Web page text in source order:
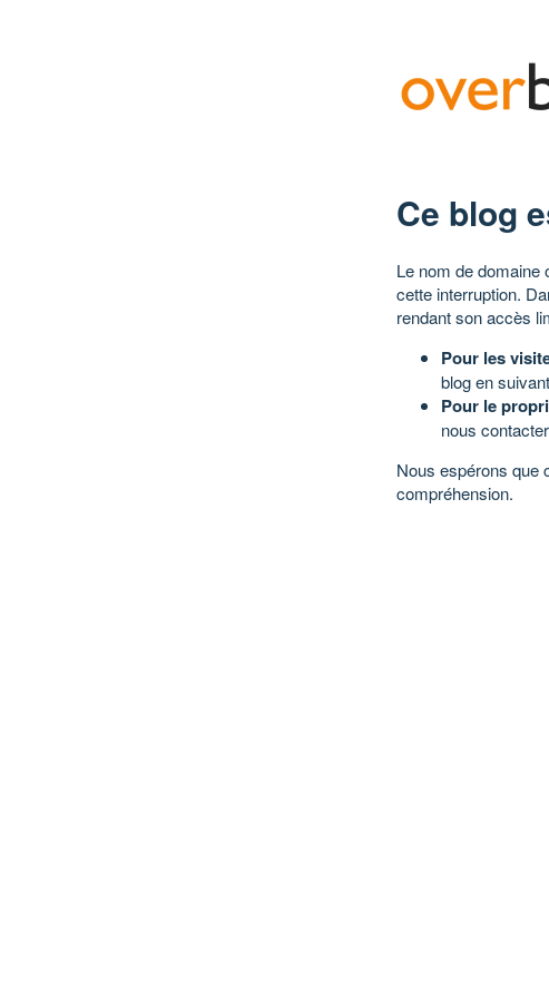
Ce blog
Le nom de domaine
cette interruption.
rendant son accès
Pour les
blog en suivant
Pour le
nous
Nous espérons que
compréhension.